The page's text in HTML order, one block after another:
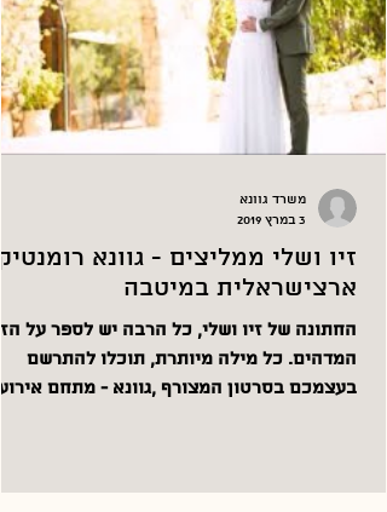
זיו ושלי ממליצים - גוונא
ארצישראלית במיטבה
החתונה של זיו ושלי, כל הרבה יש לספר על
המדהים. כל מילה מיותרת, תוכלו להתרשם
בעצמכם בסרטון המצורף ,גוונא - מתחם
משרד גוונא
3 במרץ 2019